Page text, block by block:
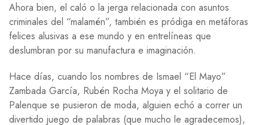
Ahora bien, el caló o la jerga relacionada con asuntos
criminales del “malamén”, también es pródiga en metáforas
felices alusivas a ese mundo y en entrelíneas que
deslumbran por su manufactura e imaginación.
Hace días, cuando los nombres de Ismael “El Mayo”
Zambada García, Rubén Rocha Moya y el solitario de
Palenque se pusieron de moda, alguien echó a correr un
divertido juego de palabras (que mucho le agradecemos),